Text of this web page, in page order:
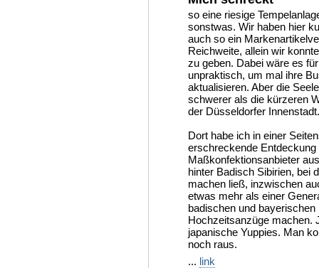
so eine riesige
sonstwas. Wir haben hier
auch so ein
Reichweite, allein wir
zu geben. Dabei wäre es
unpraktisch, um mal ihre
aktualisieren. Aber die
schwerer als die kürzeren
der Düsseldorfer Innenstadt.
Dort habe ich in einer
erschreckende
Maßkonfektionsanbieter
hinter Badisch Sibirien, bei
machen ließ, inzwischen
etwas mehr als einer
badischen und
Hochzeitsanzüge machen.
japanische Yuppies. Man
noch raus.
... link